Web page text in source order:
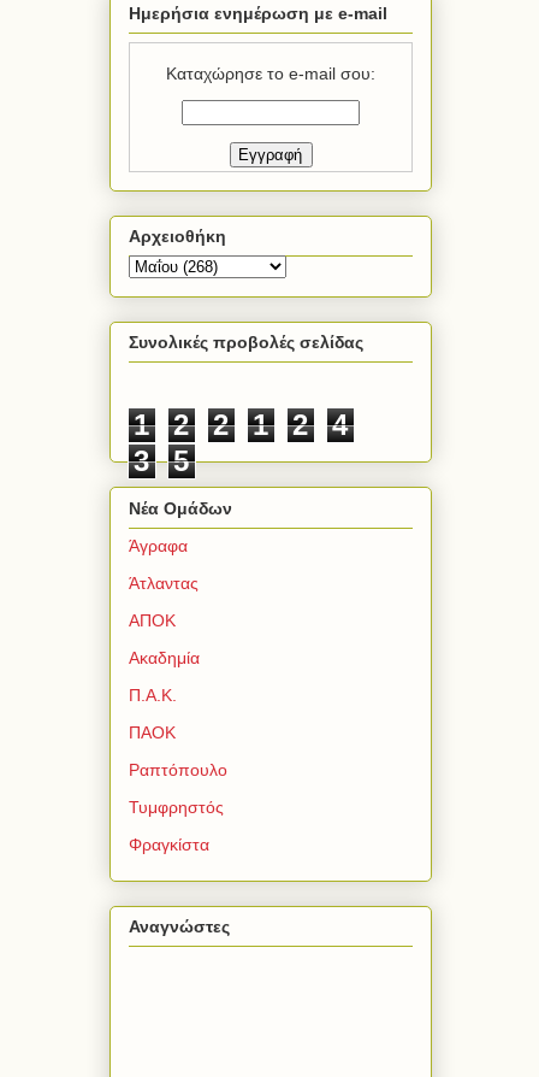
Ημερήσια ενημέρωση με e-mail
Καταχώρησε το e-mail σου:
Αρχειοθήκη
Συνολικές προβολές σελίδας
1 2 2 1 2
4
3
5
Νέα Ομάδων
Άγραφα
Άτλαντας
ΑΠΟΚ
Ακαδημία
Π.Α.Κ.
ΠΑΟΚ
Ραπτόπουλο
Τυμφρηστός
Φραγκίστα
Αναγνώστες